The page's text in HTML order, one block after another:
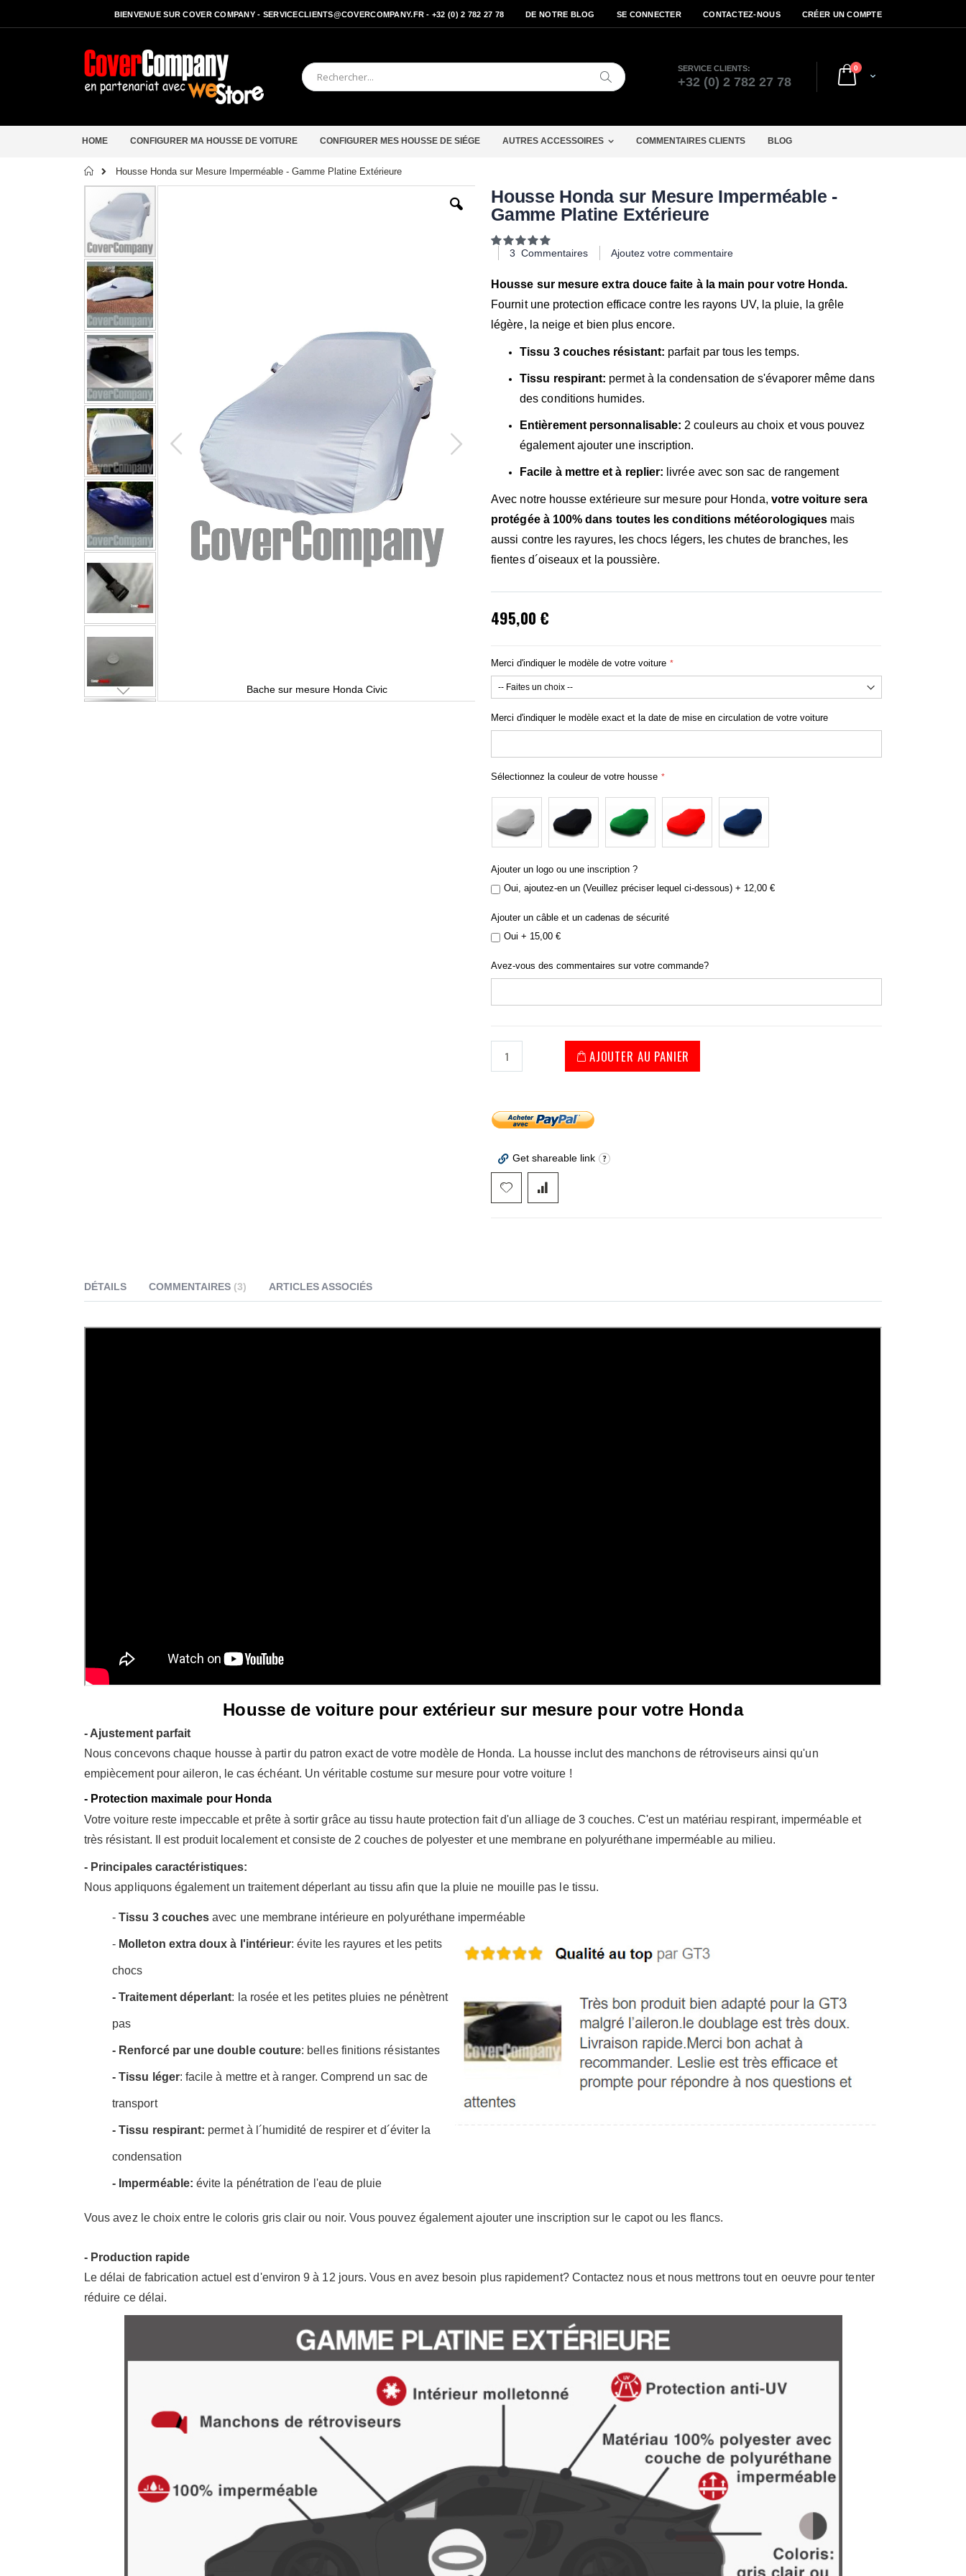
BIENVENUE SUR COVER COMPANY - SERVICECLIENTS@COVERCOMPANY.FR - +32 (0) 2 782 27 78 DE NOTRE BLOG SE CONNECTER CONTACTEZ-NOUS CRÉER UN COMPTE
Cart
0articles
Chercher
SERVICE CLIENTS:
+32 (0) 2 782 27 78
HOME CONFIGURER MA HOUSSE DE VOITURE CONFIGURER MES HOUSSE DE SIÉGE AUTRES ACCESSOIRES COMMENTAIRES CLIENTS BLOG
Accueil
Housse Honda sur Mesure Imperméable - Gamme Platine Extérieure
Passer
fin
de
la
galerie
d’images
Bache sur mesure Honda Civic
Passer
début
Galerie
d’images
Housse Honda sur Mesure Imperméable -
Gamme Platine Extérieure
Notation:
100
3 Commentaires Ajoutez votre commentaire
Housse sur mesure extra douce faite à la main pour votre Honda.
Fournit une protection efficace contre les rayons UV, la pluie, la grêle
légère, la neige et bien plus encore.
Tissu 3 couches résistant: parfait par tous les temps.
Tissu respirant: permet à la condensation de s'évaporer même dans
des conditions humides.
Entièrement personnalisable: 2 couleurs au choix et vous pouvez
également ajouter une inscription.
Facile à mettre et à replier: livrée avec son sac de rangement
Avec notre housse extérieure sur mesure pour Honda, votre voiture sera
protégée à 100% dans toutes les conditions météorologiques mais
aussi contre les rayures, les chocs légers, les chutes de branches, les
fientes d´oiseaux et la poussière.
495,00 €
Merci d'indiquer le modèle de votre voiture
Merci d'indiquer le modèle exact et la date de mise en circulation de votre voiture
Sélectionnez la couleur de votre housse
Ajouter un logo ou une inscription ?
Oui, ajoutez-en un (Veuillez préciser lequel ci-dessous) + 12,00 €
Ajouter un câble et un cadenas de sécurité
Oui + 15,00 €
Avez-vous des commentaires sur votre commande?
AJOUTER AU PANIER
Get shareable link
DÉTAILS
Housse de voiture pour extérieur sur mesure pour votre Honda
- Ajustement parfait
Nous concevons chaque housse à partir du patron exact de votre modèle de Honda. La housse inclut des manchons de rétroviseurs ainsi qu'un
empiècement pour aileron, le cas échéant. Un véritable costume sur mesure pour votre voiture !
- Protection maximale pour Honda
Votre voiture reste impeccable et prête à sortir grâce au tissu haute protection fait d'un alliage de 3 couches. C'est un matériau respirant, imperméable et
très résistant. Il est produit localement et consiste de 2 couches de polyester et une membrane en polyuréthane imperméable au milieu.
- Principales caractéristiques:
Nous appliquons également un traitement déperlant au tissu afin que la pluie ne mouille pas le tissu.
-Tissu 3 couches avec une membrane intérieure en polyuréthane imperméable
- Molleton extra doux à l'intérieur: évite les rayures et les petits
chocs
- Traitement déperlant: la rosée et les petites pluies ne pénètrent
pas
- Renforcé par une double couture: belles finitions résistantes
- Tissu léger: facile à mettre et à ranger. Comprend un sac de
transport
- Tissu respirant: permet à l´humidité de respirer et d´éviter la
condensation
- Imperméable: évite la pénétration de l'eau de pluie
Vous avez le choix entre le coloris gris clair ou noir. Vous pouvez également ajouter une inscription sur le capot ou les flancs.
- Production rapide
Le délai de fabrication actuel est d'environ 9 à 12 jours. Vous en avez besoin plus rapidement? Contactez nous et nous mettrons tout en oeuvre pour tenter
réduire ce délai.
COMMENTAIRES 3 ARTICLES ASSOCIÉS